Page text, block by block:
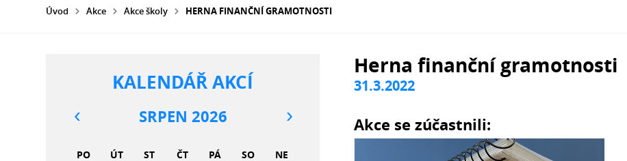
Úvod Akce Akce školy HERNA FINANČNÍ GRAMOTNOSTI
Herna finanční gramotnosti
31.3.2022
Akce se zúčastnili:
KALENDÁŘ AKCÍ
SRPEN 2026
PO ÚT ST ČT PÁ SO NE